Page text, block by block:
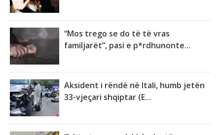
“Mos trego se do të të vras
familjarët”, pasi e p*rdhunonte...
Aksident i rëndë në Itali, humb jetën
33-vjeçari shqiptar (E...